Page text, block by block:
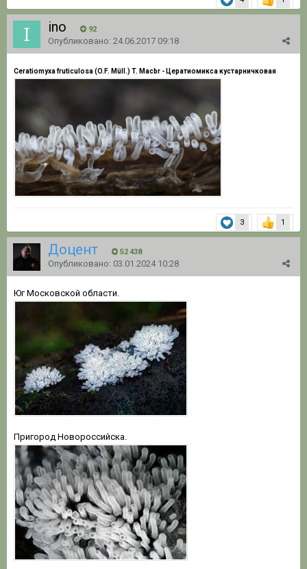
ino 92
Опубликовано: 24.06.2017 09:18
Ceratiomyxa fruticulosa (O.F. Müll.) T. Macbr - Цератиомикса кустарничковая
3 1
Доцент 52 438
Опубликовано: 03.01.2024 10:28
Юг Московской области.
Пригород Новороссийска.